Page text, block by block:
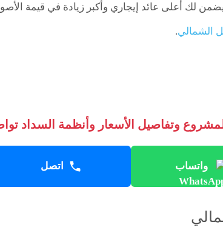
لك أعلى عائد إيجاري وأكبر زيادة في قيمة
الشمالي.
وتفاصيل الأسعار وأنظمة السداد
واتساب اتصل